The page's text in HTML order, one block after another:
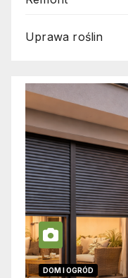
Uprawa roślin
DOM I OGRÓD